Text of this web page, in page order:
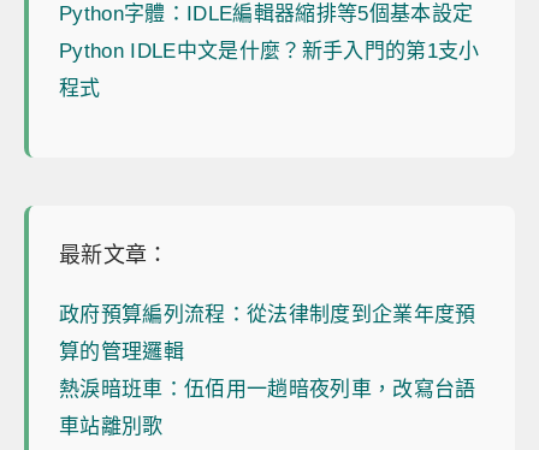
Python字體：IDLE編輯器縮排等5個基本設定
Python IDLE中文是什麼？新手入門的第1支小
程式
最新文章：
政府預算編列流程：從法律制度到企業年度預
算的管理邏輯
熱淚暗班車：伍佰用一趟暗夜列車，改寫台語
車站離別歌